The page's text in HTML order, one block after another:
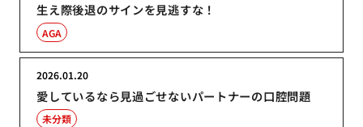
生え際後退のサインを見逃すな！
AGA
愛しているなら見過ごせないパートナーの口腔問題
2026.01.20
未分類